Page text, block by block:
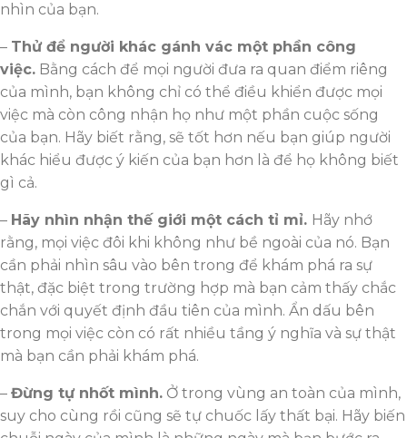
nhìn của bạn.
– Thử để người khác gánh vác một phần công
việc. Bằng cách để mọi người đưa ra quan điểm riêng
của mình, bạn không chỉ có thể điều khiển được mọi
việc mà còn công nhận họ như một phần cuộc sống
của bạn. Hãy biết rằng, sẽ tốt hơn nếu bạn giúp người
khác hiểu được ý kiến của bạn hơn là để họ không biết
gì cả.
– Hãy nhìn nhận thế giới một cách tỉ mỉ. Hãy nhớ
rằng, mọi việc đôi khi không như bề ngoài của nó. Bạn
cần phải nhìn sâu vào bên trong để khám phá ra sự
thật, đặc biệt trong trường hợp mà bạn cảm thấy chắc
chắn với quyết định đầu tiên của mình. Ẩn dấu bên
trong mọi việc còn có rất nhiều tầng ý nghĩa và sự thật
mà bạn cần phải khám phá.
– Đừng tự nhốt mình. Ở trong vùng an toàn của mình,
suy cho cùng rồi cũng sẽ tự chuốc lấy thất bại. Hãy biến